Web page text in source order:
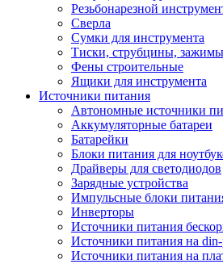
Резьбонарезной
Сверла
Сумки для инструмента
Тиски, струбцины, зажимы
Фены строительные
Ящики для инструмента
Источники питания
Автономные источники
Аккумуляторные батареи
Батарейки
Блоки питания для
Драйверы для светодиодов
Зарядные устройства
Импульсные блоки
Инверторы
Источники питания
Источники питания на
Источники питания на